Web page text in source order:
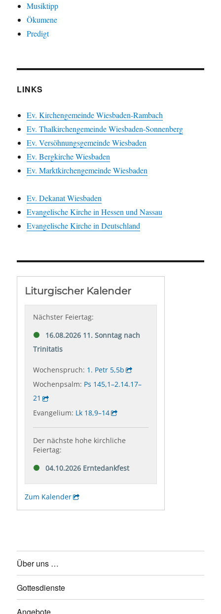
Musiktipp
Ökumene
Predigt
LINKS
Ev. Kirchengemeinde Wiesbaden-Rambach
Ev. Thalkirchengemeinde Wiesbaden-Sonnenberg
Ev. Versöhnungsgemeinde Wiesbaden
Ev. Bergkirche Wiesbaden
Ev. Marktkirchengemeinde Wiesbaden
Ev. Dekanat Wiesbaden
Evangelische Kirche in Hessen und Nassau
Evangelische Kirche in Deutschland
Über uns …
Gottesdienste